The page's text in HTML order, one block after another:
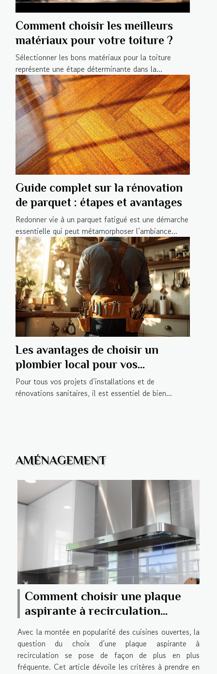
Comment choisir les meilleurs
matériaux pour votre toiture ?
Sélectionner les bons matériaux pour la toiture
représente une étape déterminante dans la...
Guide complet sur la rénovation
de parquet : étapes et avantages
Redonner vie à un parquet fatigué est une démarche
essentielle qui peut métamorphoser l’ambiance...
Les avantages de choisir un
plombier local pour vos
installations et rénovations
Pour tous vos projets d’installations et de
rénovations sanitaires, il est essentiel de bien...
AMÉNAGEMENT
Comment choisir une plaque
aspirante à recirculation
Avec la montée en popularité des cuisines ouvertes, la
question du choix d’une plaque aspirante à
recirculation se pose de façon de plus en plus
fréquente. Cet article dévoile les critères à prendre en